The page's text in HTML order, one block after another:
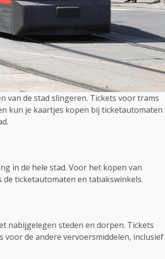
van de stad slingeren. Tickets voor trams
kun je kaartjes kopen bij ticketautomaten
in de hele stad. Voor het kopen van
ticketautomaten en tabakswinkels.
nabijgelegen steden en dorpen. Tickets
voor de andere vervoersmiddelen, inclusief